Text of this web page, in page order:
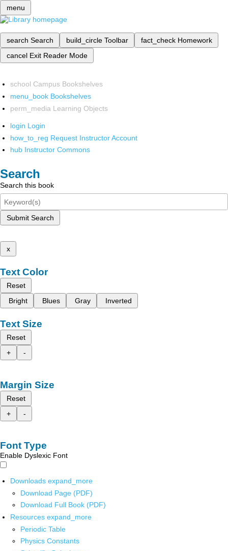
menu
search Search build_circle Toolbar fact_check Homework
cancel Exit Reader Mode
school Campus Bookshelves
menu_book Bookshelves
perm_media Learning Objects
login Login
how_to_reg Request Instructor Account
hub Instructor Commons
Search
Search this book
Submit Search
x
Text Color
Reset
Bright
Blues Gray Inverted
Text Size
Reset
+
-
Margin Size
Reset
+
-
Font Type
Enable Dyslexic Font
Downloads expand_more
Download Page (PDF)
Download Full Book (PDF)
Resources expand_more
Periodic Table
Physics Constants